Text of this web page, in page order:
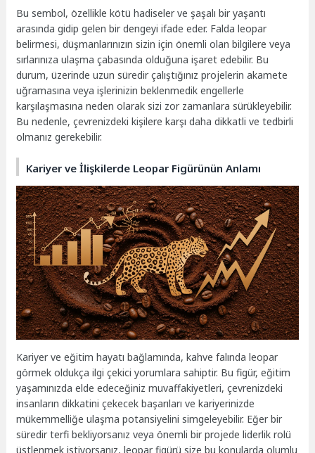
Bu sembol, özellikle kötü hadiseler ve şaşalı bir yaşantı
arasında gidip gelen bir dengeyi ifade eder. Falda leopar
belirmesi, düşmanlarınızın sizin için önemli olan bilgilere veya
sırlarınıza ulaşma çabasında olduğuna işaret edebilir. Bu
durum, üzerinde uzun süredir çalıştığınız projelerin akamete
uğramasına veya işlerinizin beklenmedik engellerle
karşılaşmasına neden olarak sizi zor zamanlara sürükleyebilir.
Bu nedenle, çevrenizdeki kişilere karşı daha dikkatli ve tedbirli
olmanız gerekebilir.
Kariyer ve İlişkilerde Leopar Figürünün Anlamı
Kariyer ve eğitim hayatı bağlamında, kahve falında leopar
görmek oldukça ilgi çekici yorumlara sahiptir. Bu figür, eğitim
yaşamınızda elde edeceğiniz muvaffakiyetleri, çevrenizdeki
insanların dikkatini çekecek başarıları ve kariyerinizde
mükemmelliğe ulaşma potansiyelini simgeleyebilir. Eğer bir
süredir terfi bekliyorsanız veya önemli bir projede liderlik rolü
üstlenmek istiyorsanız, leopar figürü size bu konularda olumlu